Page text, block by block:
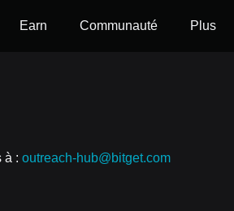
Earn Communauté Plus
à : outreach-hub@bitget.com